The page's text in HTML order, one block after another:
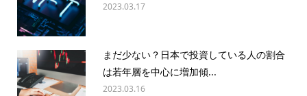
2023.03.17
まだ少ない？日本で投資している人の割合
は若年層を中心に増加傾...
2023.03.16